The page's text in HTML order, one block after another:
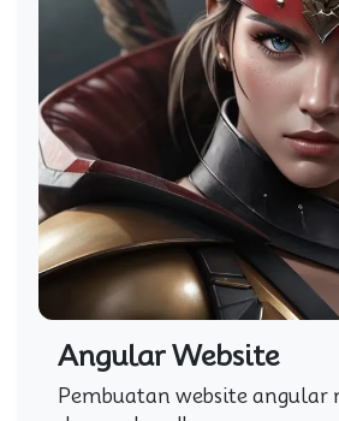
Angular Website
Pembuatan website angular